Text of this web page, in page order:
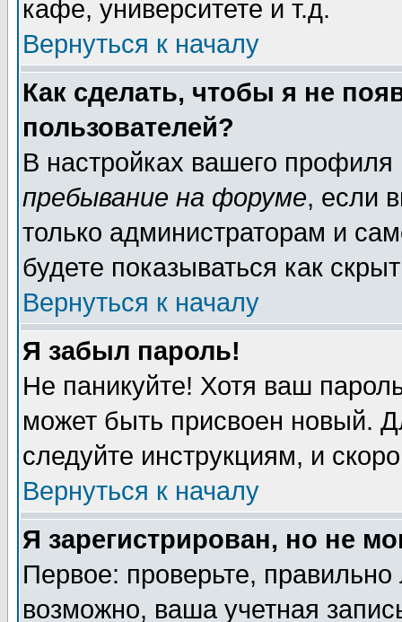
кафе, университете и т.д.
Вернуться к началу
Как сделать, чтобы я не
пользователей?
В настройках вашего
пребывание на форуме, если
только администраторам и
будете показываться как
Вернуться к началу
Я забыл пароль!
Не паникуйте! Хотя ваш
может быть присвоен новый.
следуйте инструкциям, и
Вернуться к началу
Я зарегистрирован, но не
Первое: проверьте,
возможно, ваша учетная